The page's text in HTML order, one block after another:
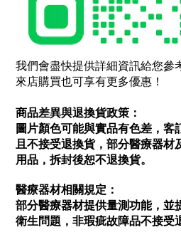
我們會盡快提供詳細資訊給您參
來店購買也可享有更多優惠！
商品差異與退換貨政策：
圖片顏色可能與實品有色差，客
且不接受退換貨，部分醫療器材
用品，拆封後恕不退換貨。
醫療器材相關規定：
部分醫療器材提供量測功能，並
衛生問題，非瑕疵故障品不接受